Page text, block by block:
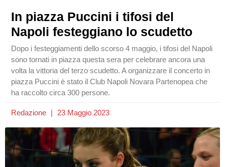
In piazza Puccini i tifosi del
Napoli festeggiano lo scudetto
Dopo i festeggiamenti dello scorso 4 maggio, i tifosi del Napoli
sono tornati in piazza questa sera per celebrare ancora una
volta la vittoria del terzo scudetto. A organizzare il concerto in
piazza Puccini è stato il Club Napoli Novara Partenopea che
ha raccolto circa 300 persone.
Redazione 23 Maggio 2023